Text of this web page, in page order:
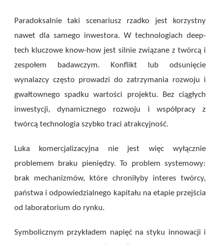
Paradoksalnie taki scenariusz rzadko jest korzystny
nawet dla samego inwestora. W technologiach deep-
tech kluczowe know-how jest silnie związane z twórcą i
zespołem badawczym. Konflikt lub odsunięcie
wynalazcy często prowadzi do zatrzymania rozwoju i
gwałtownego spadku wartości projektu. Bez ciągłych
inwestycji, dynamicznego rozwoju i współpracy z
twórcą technologia szybko traci atrakcyjność.
Luka komercjalizacyjna nie jest więc wyłącznie
problemem braku pieniędzy. To problem systemowy:
brak mechanizmów, które chroniłyby interes twórcy,
państwa i odpowiedzialnego kapitału na etapie przejścia
od laboratorium do rynku.
Symbolicznym przykładem napięć na styku innowacji i